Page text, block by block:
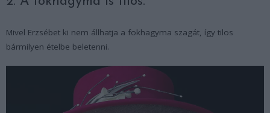
Mivel Erzsébet ki nem állhatja a fokhagyma szagát, így tilos
bármilyen ételbe beletenni.